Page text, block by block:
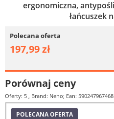
ergonomiczna,
łańcuszek
Polecana oferta
197,99 zł
Porównaj ceny
Oferty: 5 , Brand: Neno; Ean:
POLECANA OFERTA